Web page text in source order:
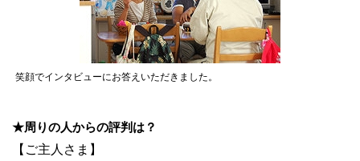
笑顔でインタビューにお答えいただきました。
★周りの人からの評判は？
【ご主人さま】